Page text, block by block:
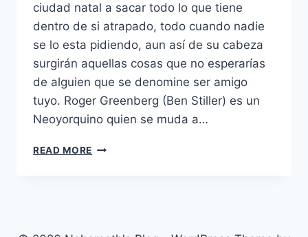
ciudad natal a sacar todo lo que tiene
dentro de si atrapado, todo cuando nadie
se lo esta pidiendo, aun así de su cabeza
surgirán aquellas cosas que no esperarías
de alguien que se denomine ser amigo
tuyo. Roger Greenberg (Ben Stiller) es un
Neoyorquino quien se muda a…
READ MORE GREENBERG